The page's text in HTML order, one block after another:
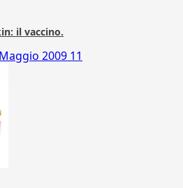
il vaccino.
2009 11